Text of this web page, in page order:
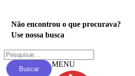
Não encontrou o que procurava?
Use nossa busca
Buscar
MENU